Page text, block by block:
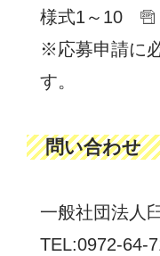
様式1～10
※応募申請に
す。
問い合わせ
一般社団法人
TEL:0972-64-